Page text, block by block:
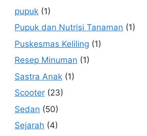
pupuk (1)
Pupuk dan Nutrisi Tanaman (1)
Puskesmas Keliling (1)
Resep Minuman (1)
Sastra Anak (1)
Scooter (23)
Sedan (50)
Sejarah (4)